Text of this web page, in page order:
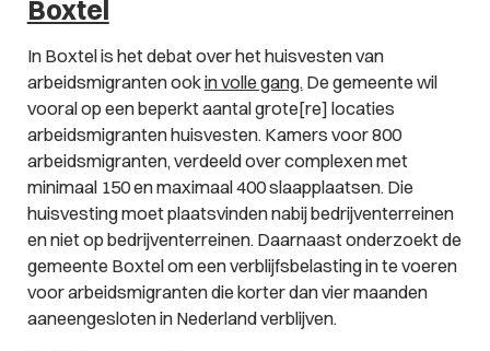
Boxtel
In Boxtel is het debat over het huisvesten van
arbeidsmigranten ookin volle gang.De gemeente wil
vooral op een beperkt aantal grote[re] locaties
arbeidsmigranten huisvesten. Kamers voor 800
arbeidsmigranten, verdeeld over complexen met
minimaal 150 en maximaal 400 slaapplaatsen. Die
huisvesting moet plaatsvinden nabij bedrijventerreinen
en niet op bedrijventerreinen. Daarnaast onderzoekt de
gemeente Boxtel om een verblijfsbelasting in te voeren
voor arbeidsmigranten die korter dan vier maanden
aaneengesloten in Nederland verblijven.